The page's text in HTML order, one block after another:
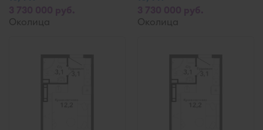
Околица
Околица